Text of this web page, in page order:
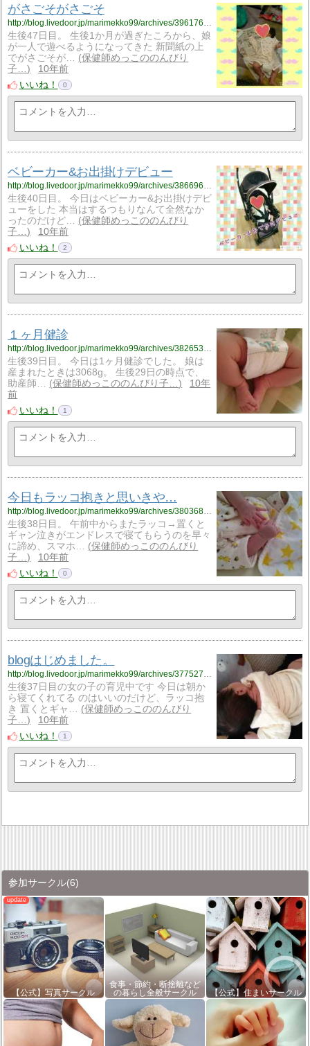
がさごそがさごそ
http://blog.livedoor.jp/marimekko99/archives/3961768.html
生後47日目。 生後1か月が過ぎたころから、娘
が一人で遊べるようになってきた 新聞紙の上
でがさごそが…
保健師めっこののんびり
子…
10年前
いいね！
0
ベビーカー&お出掛けデビュー
http://blog.livedoor.jp/marimekko99/archives/3866960.html
生後40日目。 今日はベビーカー&お出掛けデビ
ューをした 本当はするつもりなんて全然なか
ったのだけど…
保健師めっこののんびり
子…
10年前
いいね！
2
１ヶ月健診
http://blog.livedoor.jp/marimekko99/archives/3826538.html
生後39日目。 今日は1ヶ月健診でした。 娘は
産まれたときは3068g。 生後29日の時点で、
助産師…
保健師めっこののんびり子…
10年
前
いいね！
1
今日もラッコ抱きと思いきや…
http://blog.livedoor.jp/marimekko99/archives/3803683.html
生後38日目。 午前中からまたラッコ→置くと
ギャン泣きがエンドレスで寝てもらうのを早々
に諦め、スマホ…
保健師めっこののんびり
子…
10年前
いいね！
0
blogはじめました。
http://blog.livedoor.jp/marimekko99/archives/3775278.html
生後37日目の女の子の育児中です 今日は朝か
ら寝てくれてる のはいいのだけど、ラッコ抱
き 置くとギャ…
保健師めっこののんびり
子…
10年前
いいね！
1
参加サークル(6)
【公式】写真サークル
食事・節約・断捨離など
の暮らし全般サークル
【公式】住まいサークル